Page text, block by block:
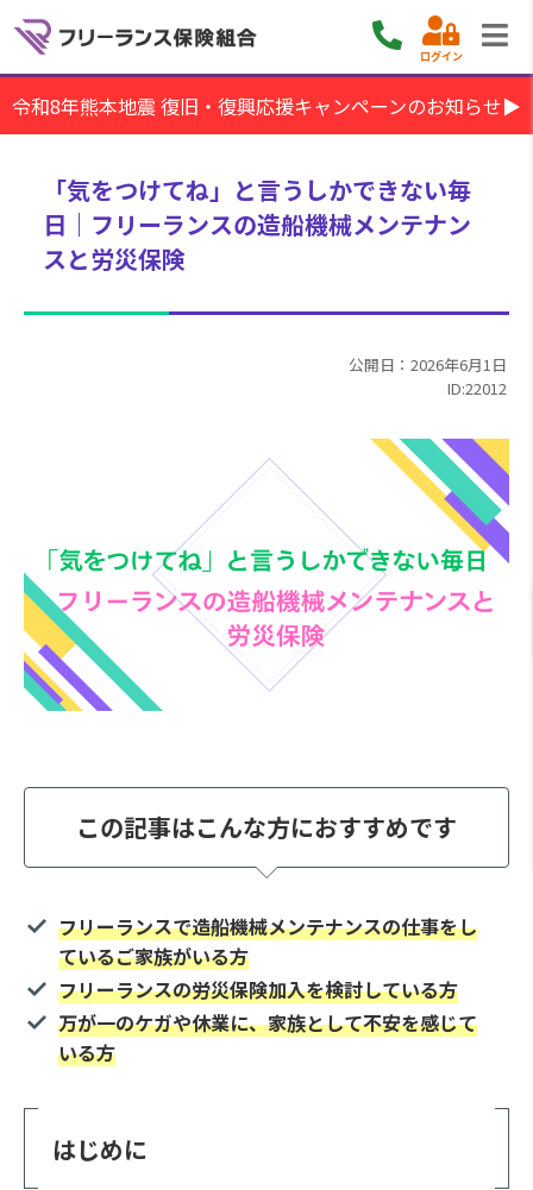
ログイン
令和8年熊本地震 復旧・復興応援キャンペーンのお知らせ▶
「気をつけてね」と言うしかできない毎
日｜フリーランスの造船機械メンテナン
スと労災保険
公開日：2026年6月1日
ID:22012
この記事はこんな方におすすめです
フリーランスで造船機械メンテナンスの仕事をし
ているご家族がいる方
フリーランスの労災保険加入を検討している方
万が一のケガや休業に、家族として不安を感じて
いる方
はじめに